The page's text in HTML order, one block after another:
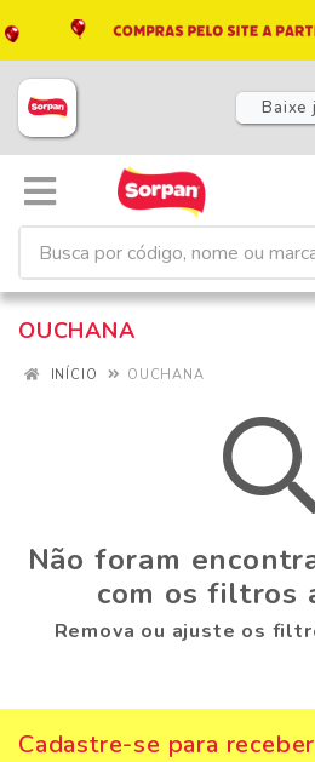
Baixe
OUCHANA
INÍCIO OUCHANA
Não foram
com os filtros
Remova ou ajuste os
Cadastre-se para